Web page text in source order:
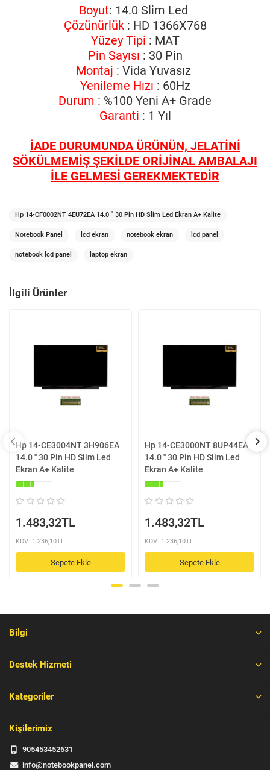
Boyut: 14.0 Slim Led
Çözünürlük: HD 1366X768
Yüzey Tipi : MAT
Pin Sayısı : 30 Pin
Montaj : Vida Yuvasız
Yenileme Hızı : 60Hz
Durum : %100 Yeni A+ Grade
Garanti : 1 Yıl
İADE DURUMUNDA ÜRÜNÜN, JELATİNİ
SÖKÜLMEMİŞ ŞEKİLDE ORİJİNAL AMBALAJI
İLE GELMESİ GEREKMEKTEDİR
Hp 14-CF0002NT 4EU72EA 14.0 '' 30 Pin HD Slim Led Ekran A+ Kalite
Notebook Panel lcd ekran notebook ekran lcd panel
notebook lcd panel laptop ekran
İlgili Ürünler
Hp 14-CE3004NT 3H906EA
14.0 '' 30 Pin HD Slim Led
Ekran A+ Kalite
1.483,32TL
KDV: 1.236,10TL
Sepete Ekle
Hp 14-CE3000NT 8UP44EA
14.0 '' 30 Pin HD Slim Led
Ekran A+ Kalite
1.483,32TL
KDV: 1.236,10TL
Sepete Ekle
Bilgi
Destek Hizmeti
Kategoriler
Kişilerimiz
905453452631
info@notebookpanel.com